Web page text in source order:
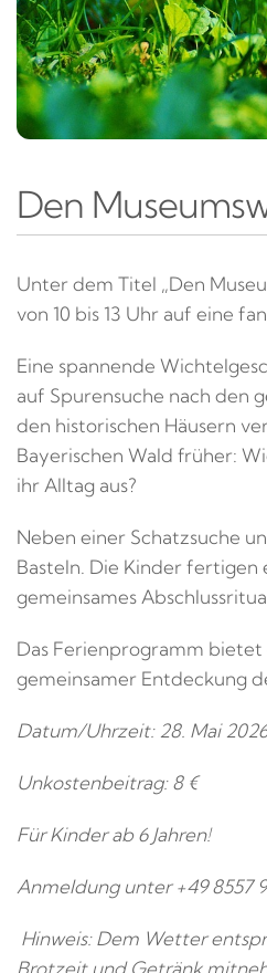
Den
Unter dem Titel „Den
von 10 bis 13 Uhr auf eine
Eine spannende
auf Spurensuche nach den
den historischen Häusern
Bayerischen Wald früher:
ihr Alltag aus?
Neben einer Schatzsuche
Basteln. Die Kinder fertigen
gemeinsames
Das Ferienprogramm bietet
gemeinsamer Entdeckung
Datum/Uhrzeit: 28. Mai
Unkostenbeitrag: 8 €
Für Kinder ab 6 Jahren!
Anmeldung unter +49 8557
Hinweis: Dem Wetter
Brotzeit und Getränk